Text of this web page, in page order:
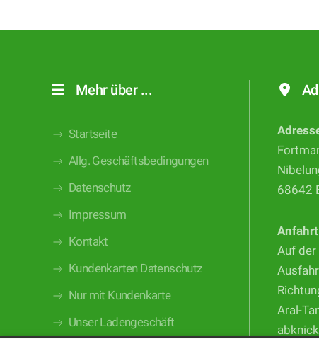
Mehr über ...
Startseite
Allg. Geschäftsbedingungen
Datenschutz
Impressum
Kontakt
Kundenkarten Datenschutz
Nur mit Kundenkarte
Unser Ladengeschäft
68642
Anfahrt
Auf der
Aral-